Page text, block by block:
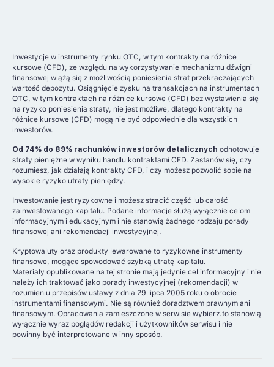
Inwestycje w instrumenty rynku OTC, w tym kontrakty na różnice
kursowe (CFD), ze względu na wykorzystywanie mechanizmu dźwigni
finansowej wiążą się z możliwością poniesienia strat przekraczających
wartość depozytu. Osiągnięcie zysku na transakcjach na instrumentach
OTC, w tym kontraktach na różnice kursowe (CFD) bez wystawienia się
na ryzyko poniesienia straty, nie jest możliwe, dlatego kontrakty na
różnice kursowe (CFD) mogą nie być odpowiednie dla wszystkich
inwestorów.
Od 74% do 89% rachunków inwestorów detalicznych odnotowuje
straty pieniężne w wyniku handlu kontraktami CFD. Zastanów się, czy
rozumiesz, jak działają kontrakty CFD, i czy możesz pozwolić sobie na
wysokie ryzyko utraty pieniędzy.
Inwestowanie jest ryzykowne i możesz stracić część lub całość
zainwestowanego kapitału. Podane informacje służą wyłącznie celom
informacyjnym i edukacyjnym i nie stanowią żadnego rodzaju porady
finansowej ani rekomendacji inwestycyjnej.
Kryptowaluty oraz produkty lewarowane to ryzykowne instrumenty
finansowe, mogące spowodować szybką utratę kapitału.
Materiały opublikowane na tej stronie mają jedynie cel informacyjny i nie
należy ich traktować jako porady inwestycyjnej (rekomendacji) w
rozumieniu przepisów ustawy z dnia 29 lipca 2005 roku o obrocie
instrumentami finansowymi. Nie są również doradztwem prawnym ani
finansowym. Opracowania zamieszczone w serwisie wybierz.to stanowią
wyłącznie wyraz poglądów redakcji i użytkowników serwisu i nie
powinny być interpretowane w inny sposób.